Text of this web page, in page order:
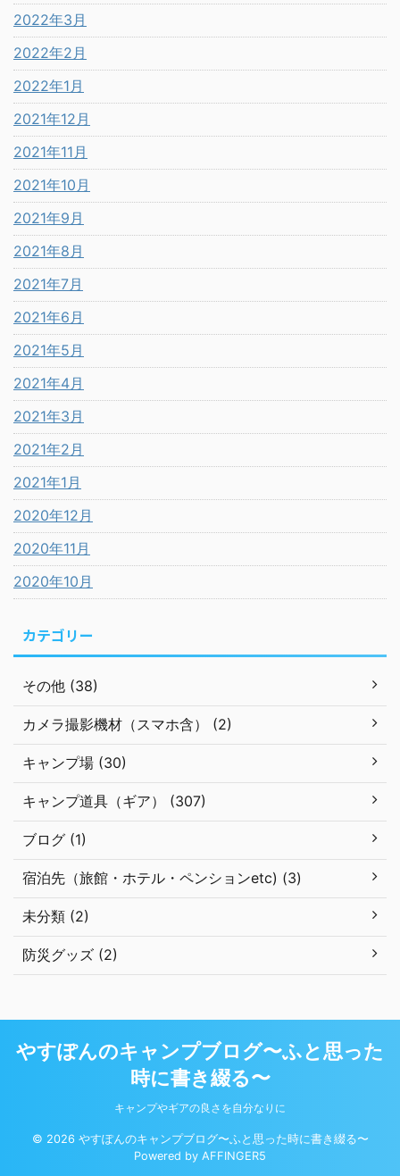
2022年3月
2022年2月
2022年1月
2021年12月
2021年11月
2021年10月
2021年9月
2021年8月
2021年7月
2021年6月
2021年5月
2021年4月
2021年3月
2021年2月
2021年1月
2020年12月
2020年11月
2020年10月
カテゴリー
その他 (38)
カメラ撮影機材（スマホ含） (2)
キャンプ場 (30)
キャンプ道具（ギア） (307)
ブログ (1)
宿泊先（旅館・ホテル・ペンションetc) (3)
未分類 (2)
防災グッズ (2)
やすぽんのキャンプブログ〜ふと思った
時に書き綴る〜
キャンプやギアの良さを自分なりに
© 2026 やすぽんのキャンプブログ〜ふと思った時に書き綴る〜
Powered by AFFINGER5